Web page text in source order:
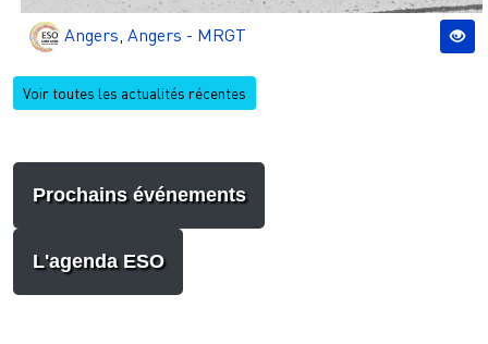
Angers Angers - MRGT
Voir toutes les actualités récentes
Prochains événements
L'agenda ESO